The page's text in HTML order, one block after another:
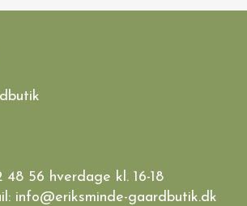
48 56 hverdage kl. 16-18
info@eriksminde-gaardbutik.dk